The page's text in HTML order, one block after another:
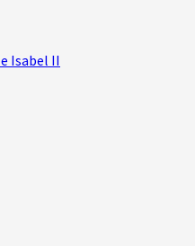
Isabel II